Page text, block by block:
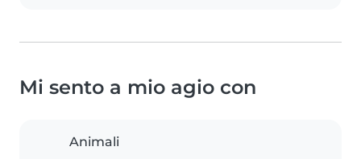
Mi sento a mio agio con
Animali